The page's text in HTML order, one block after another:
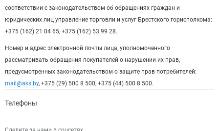
соответствии с законодательством об обращениях граждан и
юридических лиц управление торговли и услуг Брестского горисполкома:
+375 (162) 21 04 65, +375 (162) 53 99 28.
Номер и адрес электронной почты лица, уполномоченного
рассматривать обращения покупателей о нарушении их прав,
предусмотренных законодательством о защите прав потребителей:
mail@aks.by, +375 (29) 500 8 500, +375 (44) 500 8 500.
Телефоны